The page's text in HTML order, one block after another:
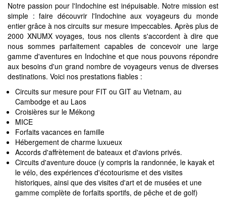
Notre passion pour l'Indochine est inépuisable. Notre mission est
simple : faire découvrir l'Indochine aux voyageurs du monde
entier grâce à nos circuits sur mesure impeccables. Après plus de
2000 XNUMX voyages, tous nos clients s'accordent à dire que
nous sommes parfaitement capables de concevoir une large
gamme d'aventures en Indochine et que nous pouvons répondre
aux besoins d'un grand nombre de voyageurs venus de diverses
destinations. Voici nos prestations fiables :
Circuits sur mesure pour FIT ou GIT au Vietnam, au
Cambodge et au Laos
Croisières sur le Mékong
MICE
Forfaits vacances en famille
Hébergement de charme luxueux
Accords d'affrètement de bateaux et d'avions privés.
Circuits d'aventure douce (y compris la randonnée, le kayak et
le vélo, des expériences d'écotourisme et des visites
historiques, ainsi que des visites d'art et de musées et une
gamme complète de forfaits sportifs, de pêche et de golf)